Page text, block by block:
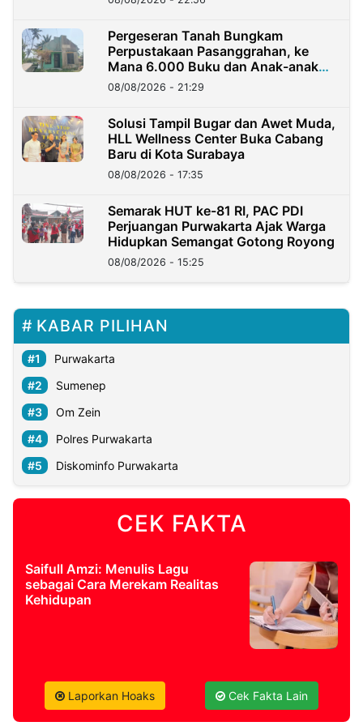
Pergeseran Tanah Bungkam
Perpustakaan Pasanggrahan, ke
Mana 6.000 Buku dan Anak-anak
Kini?
08/08/2026 - 21:29
Solusi Tampil Bugar dan Awet Muda,
HLL Wellness Center Buka Cabang
Baru di Kota Surabaya
08/08/2026 - 17:35
Semarak HUT ke-81 RI, PAC PDI
Perjuangan Purwakarta Ajak Warga
Hidupkan Semangat Gotong Royong
08/08/2026 - 15:25
KABAR PILIHAN
Purwakarta
Sumenep
Om Zein
Polres Purwakarta
Diskominfo Purwakarta
CEK FAKTA
Saifull Amzi: Menulis Lagu
sebagai Cara Merekam Realitas
Kehidupan
Laporkan Hoaks Cek Fakta Lain